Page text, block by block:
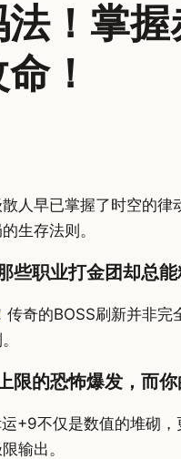
！掌
！
人早已掌握了时空的
生存法则。
职业打金团却总
传奇的BOSS刷新并非
的恐怖爆发，而
运+9不仅是数值的堆砌
输出。